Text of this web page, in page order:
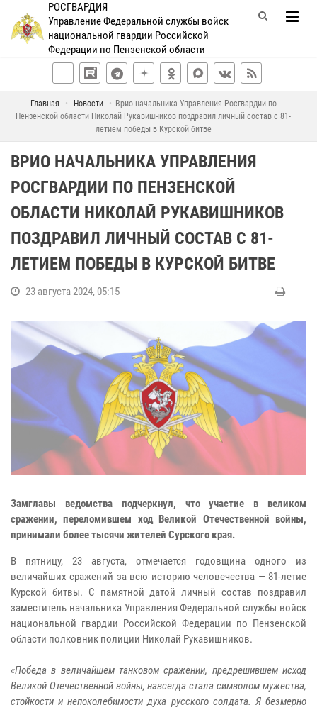
РОСГВАРДИЯ
Управление Федеральной службы войск
национальной гвардии Российской
Федерации по Пензенской области
Главная Новости
Врио начальника Управления Росгвардии по
Пензенской области Николай Рукавишников поздравил личный состав с 81-
летием победы в Курской битве
ВРИО НАЧАЛЬНИКА УПРАВЛЕНИЯ
РОСГВАРДИИ ПО ПЕНЗЕНСКОЙ
ОБЛАСТИ НИКОЛАЙ РУКАВИШНИКОВ
ПОЗДРАВИЛ ЛИЧНЫЙ СОСТАВ С 81-
ЛЕТИЕМ ПОБЕДЫ В КУРСКОЙ БИТВЕ
23 августа 2024, 05:15
Замглавы ведомства подчеркнул, что участие в великом
сражении, переломившем ход Великой Отечественной войны,
принимали более тысячи жителей Сурского края.
В пятницу, 23 августа, отмечается годовщина одного из
величайших сражений за всю историю человечества — 81-летие
Курской битвы. С памятной датой личный состав поздравил
заместитель начальника Управления Федеральной службы войск
национальной гвардии Российской Федерации по Пензенской
области полковник полиции Николай Рукавишников.
«Победа в величайшем танковом сражении, предрешившем исход
Великой Отечественной войны, навсегда стала символом мужества,
стойкости и непоколебимости духа русского солдата. Я безмерно